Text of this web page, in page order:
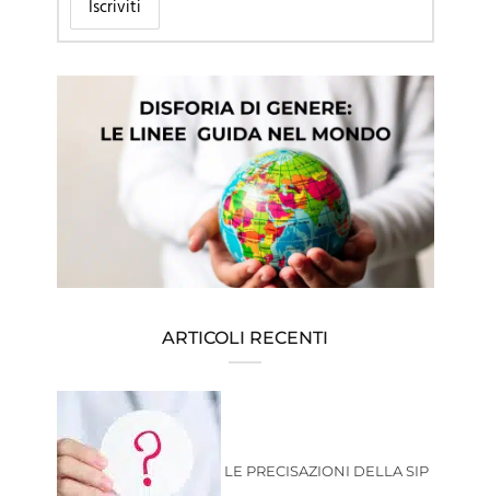
ARTICOLI RECENTI
LE PRECISAZIONI DELLA SIP